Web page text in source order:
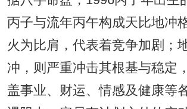
丙子与流年丙午构成天比地冲
火为比肩，代表着竞争加剧；
冲，则严重冲击其根基与稳定
盖事业、财运、情感及健康等